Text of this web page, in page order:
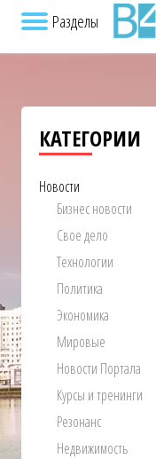
Разделы
КАТЕГОРИИ
Новости
Бизнес новости
Свое дело
Технологии
Политика
Экономика
Мировые
Новости Портала
Курсы и тренинги
Резонанс
Недвижимость